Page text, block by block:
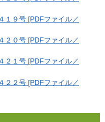
１９号 [PDFファイル／
２０号 [PDFファイル／
２１号 [PDFファイル／
２２号 [PDFファイル／